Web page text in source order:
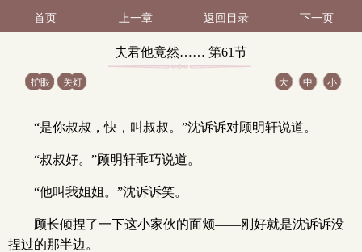
首页 上一章 返回目录 下一页
夫君他竟然…… 第61节
护眼 关灯 大 中 小
“是你叔叔，快，叫叔叔。”沈诉诉对顾明轩说道。
“叔叔好。”顾明轩乖巧说道。
“他叫我姐姐。”沈诉诉笑。
顾长倾捏了一下这小家伙的面颊——刚好就是沈诉诉没
捏过的那半边。